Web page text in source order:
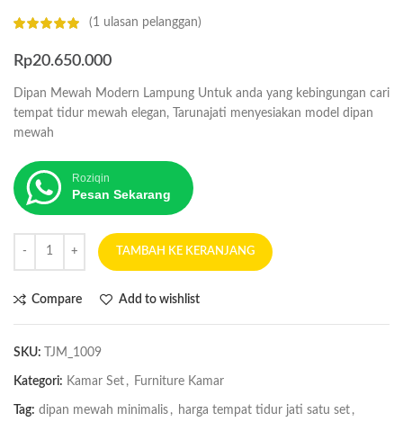
(1 ulasan pelanggan)
Rp20.650.000
Dipan Mewah Modern Lampung Untuk anda yang kebingungan cari
tempat tidur mewah elegan, Tarunajati menyesiakan model dipan
mewah
Roziqin
Pesan Sekarang
TAMBAH KE KERANJANG
Compare Add to wishlist
SKU: TJM_1009
Kategori: Kamar Set , Furniture Kamar
Tag: dipan mewah minimalis , harga tempat tidur jati satu set ,